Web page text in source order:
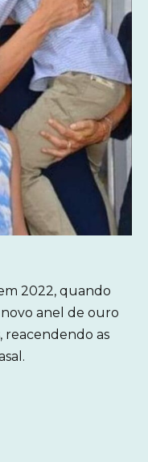
2022, quando
anel de ouro
reacendendo as